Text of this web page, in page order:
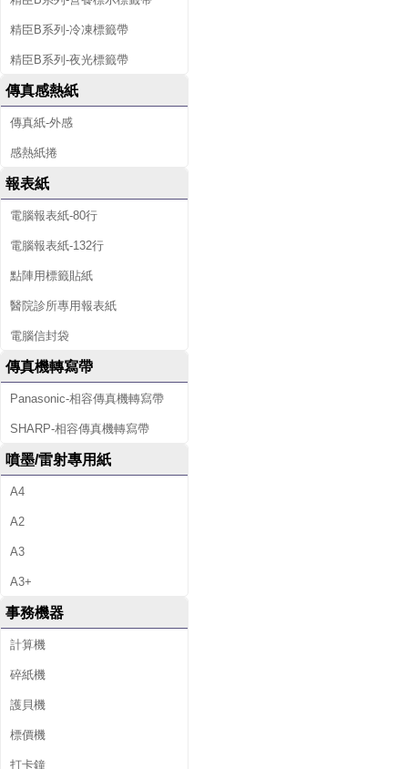
精臣B系列-冷凍標籤帶
精臣B系列-夜光標籤帶
傳真感熱紙
傳真紙-外感
感熱紙捲
報表紙
電腦報表紙-80行
電腦報表紙-132行
點陣用標籤貼紙
醫院診所專用報表紙
電腦信封袋
傳真機轉寫帶
Panasonic-相容傳真機轉寫帶
SHARP-相容傳真機轉寫帶
噴墨/雷射專用紙
A4
A2
A3
A3+
事務機器
計算機
碎紙機
護貝機
標價機
打卡鐘